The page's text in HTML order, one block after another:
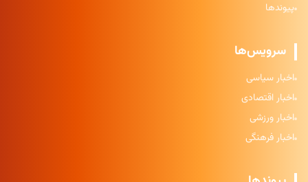
پیوندها
سرویس‌ها
اخبار سیاسی
اخبار اقتصادی
اخبار ورزشی
اخبار فرهنگی